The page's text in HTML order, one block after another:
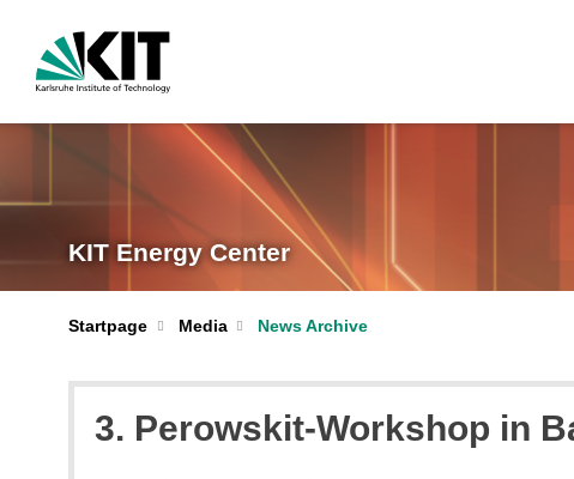
KIT Energy Center
Startpage Media News Archive
3. Perowskit-Workshop in